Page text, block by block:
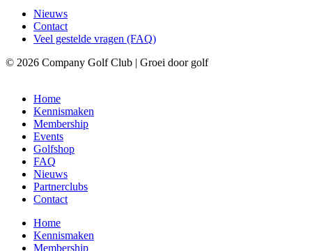
Nieuws
Contact
Veel gestelde vragen (FAQ)
© 2026 Company Golf Club | Groei door golf
Home
Kennismaken
Membership
Events
Golfshop
FAQ
Nieuws
Partnerclubs
Contact
Home
Kennismaken
Membership